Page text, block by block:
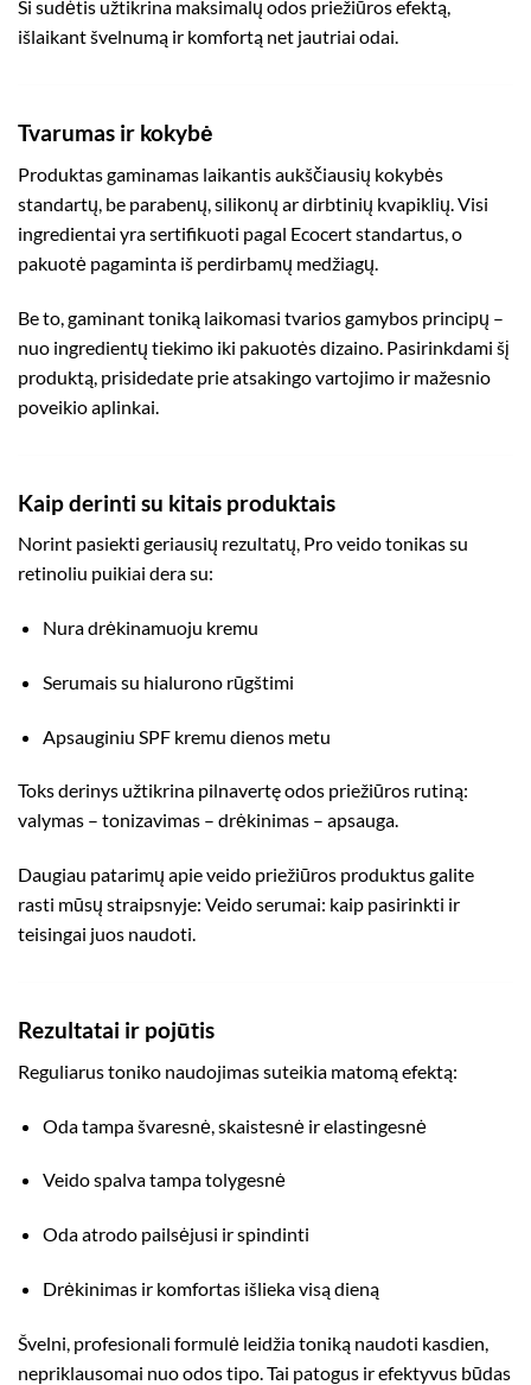
Ši sudėtis užtikrina maksimalų odos priežiūros efektą,
išlaikant švelnumą ir komfortą net jautriai odai.
Tvarumas ir kokybė
Produktas gaminamas laikantis aukščiausių kokybės
standartų, be parabenų, silikonų ar dirbtinių kvapiklių. Visi
ingredientai yra sertifikuoti pagal Ecocertstandartus, o
pakuotė pagaminta iš perdirbamų medžiagų.
Be to, gaminant toniką laikomasi tvarios gamybos principų –
nuo ingredientų tiekimo iki pakuotės dizaino. Pasirinkdami šį
produktą, prisidedate prie atsakingo vartojimo ir mažesnio
poveikio aplinkai.
Kaip derinti su kitais produktais
Norint pasiekti geriausių rezultatų, Pro veido tonikas su
retinoliu puikiai dera su:
Nura drėkinamuoju kremu
Serumais su hialurono rūgštimi
Apsauginiu SPF kremu dienos metu
Toks derinys užtikrina pilnavertę odos priežiūros rutiną:
valymas – tonizavimas – drėkinimas – apsauga.
Daugiau patarimų apie veido priežiūros produktus galite
rasti mūsų straipsnyje: Veido serumai: kaip pasirinkti ir
teisingai juos naudoti.
Rezultatai ir pojūtis
Reguliarus toniko naudojimas suteikia matomą efektą:
Oda tampa švaresnė, skaistesnė ir elastingesnė
Veido spalva tampa tolygesnė
Oda atrodo pailsėjusi ir spindinti
Drėkinimas ir komfortas išlieka visą dieną
Švelni, profesionali formulė leidžia toniką naudoti kasdien,
nepriklausomai nuo odos tipo. Tai patogus ir efektyvus būdas